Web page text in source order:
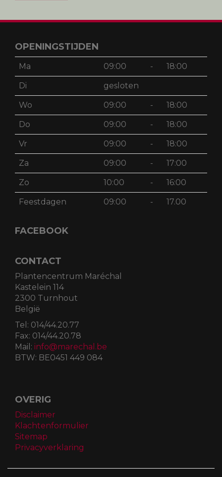
OPENINGSTIJDEN
Ma 09:00 - 18:00
Di gesloten
Wo 09:00 - 18:00
Do 09:00 - 18:00
Vr 09:00 - 18:00
Za 09:00 - 17:00
Zo 10:00 - 16:00
Feestdagen 09:00 - 17.00
FACEBOOK
CONTACT
Plantencentrum Maréchal
Kastelein 114
2300 Turnhout
België
Tel: 014/44.20.77
Fax: 014/44.20.78
Mail: info@marechal.be
BTW: BE0451 449 084
OVERIG
Disclaimer
Klachtenformulier
Sitemap
Privacyverklaring